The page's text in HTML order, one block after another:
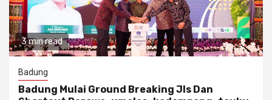
3 min read
Badung
Badung Mulai Ground Breaking Jls Dan